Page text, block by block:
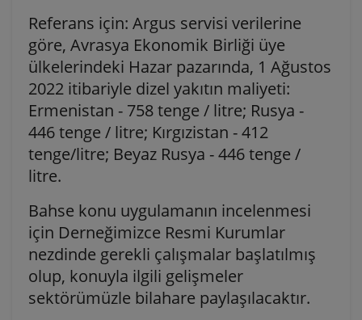
Referans için: Argus servisi verilerine
göre, Avrasya Ekonomik Birliği üye
ülkelerindeki Hazar pazarında, 1 Ağustos
2022 itibariyle dizel yakıtın maliyeti:
Ermenistan - 758 tenge / litre; Rusya -
446 tenge / litre; Kırgızistan - 412
tenge/litre; Beyaz Rusya - 446 tenge /
litre.
Bahse konu uygulamanın incelenmesi
için Derneğimizce Resmi Kurumlar
nezdinde gerekli çalışmalar başlatılmış
olup, konuyla ilgili gelişmeler
sektörümüzle bilahare paylaşılacaktır.